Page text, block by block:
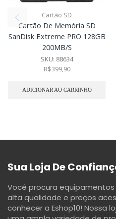
Cartão SD
Cartão De Memória SD
SanDisk Extreme PRO 128GB
200MB/s
SKU: 88634
R$399,90
ADICIONAR AO CARRINHO
Sua Loja De
Você procura
alta qualidade e preços
conhecer a Eshop10! Nossa